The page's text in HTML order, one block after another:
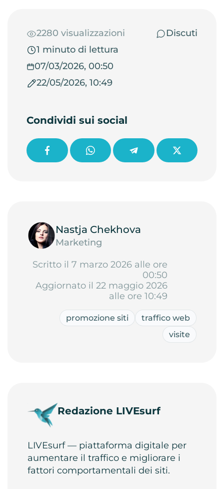
2280 visualizzazioni
Discuti
1 minuto di lettura
07/03/2026, 00:50
22/05/2026, 10:49
Condividi sui social
Nastja Chekhova
Marketing
Scritto il 7 marzo 2026 alle ore
00:50
Aggiornato il 22 maggio 2026
alle ore 10:49
promozione siti
traffico web
visite
Redazione LIVEsurf
LIVEsurf — piattaforma digitale per
aumentare il traffico e migliorare i
fattori comportamentali dei siti.